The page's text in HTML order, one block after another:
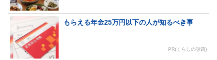
もらえる年金25万円以下の人が知るべき事
PR(くらしの話題)